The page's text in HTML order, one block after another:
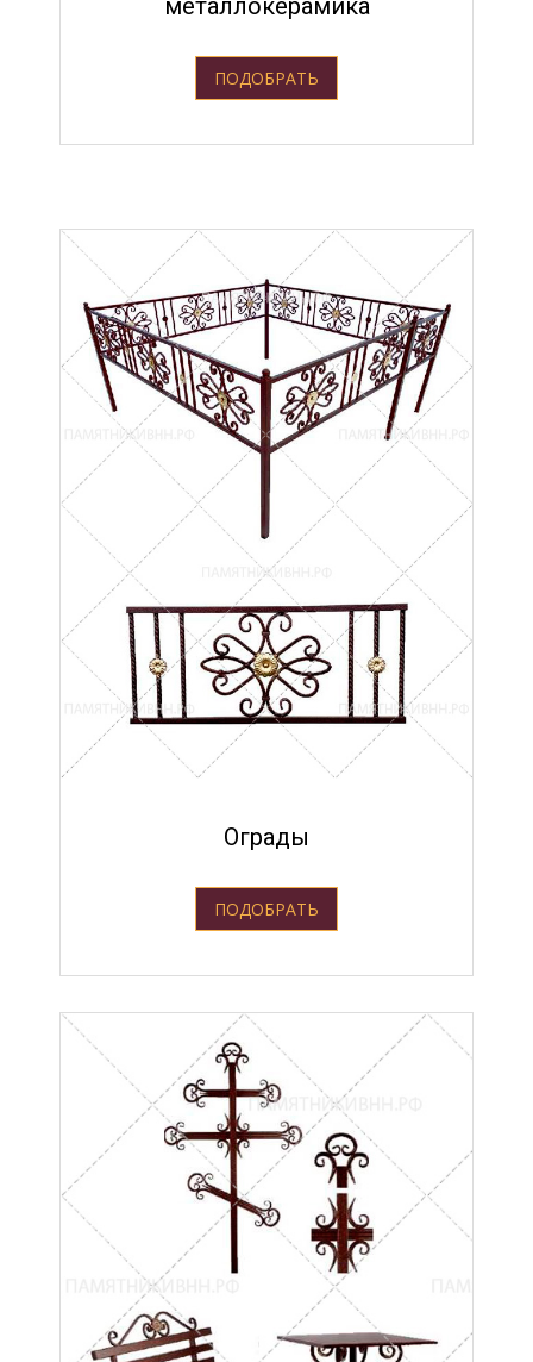
ПОДОБРАТЬ
Ограды
ПОДОБРАТЬ